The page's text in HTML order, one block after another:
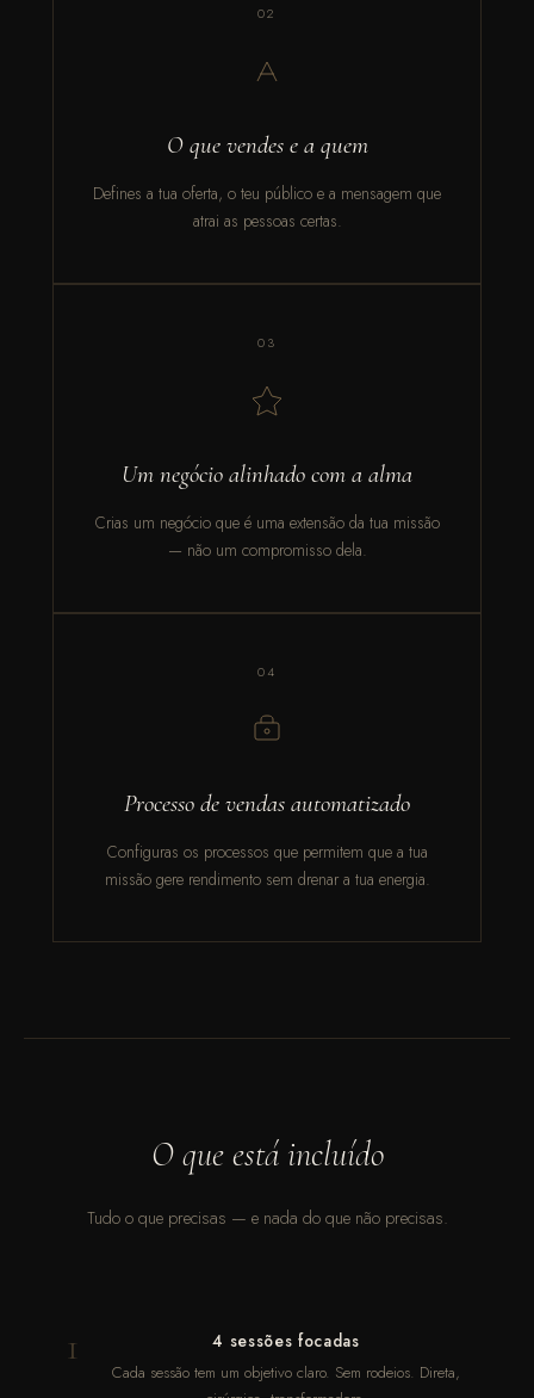
02
O que vendes e a quem
Defines a tua oferta, o teu público e a mensagem que
atrai as pessoas certas.
03
Um negócio alinhado com a alma
Crias um negócio que é uma extensão da tua missão
— não um compromisso dela.
04
Processo de vendas automatizado
Configuras os processos que permitem que a tua
missão gere rendimento sem drenar a tua energia.
O que está incluído
Tudo o que precisas — e nada do que não precisas.
1 4 sessões focadas
Cada sessão tem um objetivo claro. Sem rodeios. Direta,